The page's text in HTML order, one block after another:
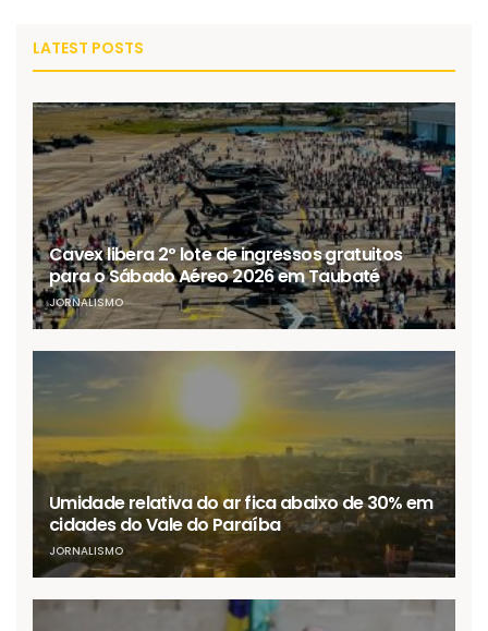
LATEST POSTS
Cavex libera 2º lote de ingressos gratuitos
para o Sábado Aéreo 2026 em Taubaté
JORNALISMO
Umidade relativa do ar fica abaixo de 30% em
cidades do Vale do Paraíba
JORNALISMO